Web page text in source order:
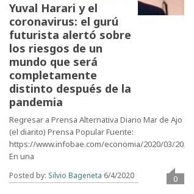
Yuval Harari y el
coronavirus: el gurú
futurista alertó sobre
los riesgos de un
mundo que será
completamente
distinto después de la
pandemia
Regresar a Prensa Alternativa Diario Mar de Ajo
(el diarito) Prensa Popular Fuente:
https://www.infobae.com/economia/2020/03/20/
En una
Posted by: Silvio Bageneta 6/4/2020 0